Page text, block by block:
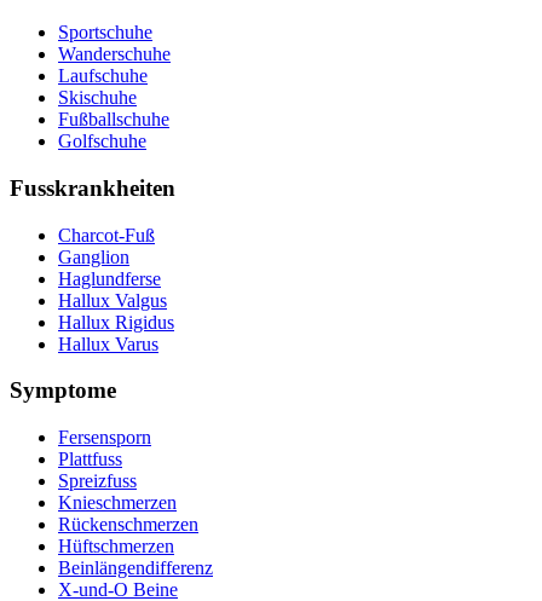
Sportschuhe
Wanderschuhe
Laufschuhe
Skischuhe
Fußballschuhe
Golfschuhe
Fusskrankheiten
Charcot-Fuß
Ganglion
Haglundferse
Hallux Valgus
Hallux Rigidus
Hallux Varus
Symptome
Fersensporn
Plattfuss
Spreizfuss
Knieschmerzen
Rückenschmerzen
Hüftschmerzen
Beinlängendifferenz
X-und-O Beine